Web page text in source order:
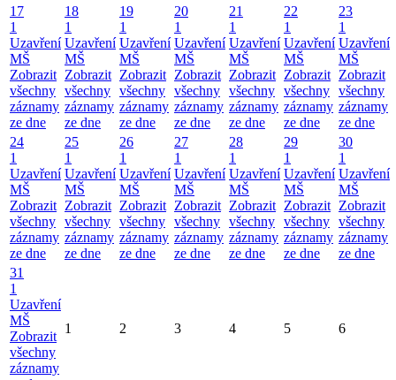
17
1
Uzavření
MŠ
Zobrazit
všechny
záznamy
ze dne
18
1
Uzavření
MŠ
Zobrazit
všechny
záznamy
ze dne
19
1
Uzavření
MŠ
Zobrazit
všechny
záznamy
ze dne
20
1
Uzavření
MŠ
Zobrazit
všechny
záznamy
ze dne
21
1
Uzavření
MŠ
Zobrazit
všechny
záznamy
ze dne
22
1
Uzavření
MŠ
Zobrazit
všechny
záznamy
ze dne
23
1
Uzavření
MŠ
Zobrazit
všechny
záznamy
ze dne
24
1
Uzavření
MŠ
Zobrazit
všechny
záznamy
ze dne
25
1
Uzavření
MŠ
Zobrazit
všechny
záznamy
ze dne
26
1
Uzavření
MŠ
Zobrazit
všechny
záznamy
ze dne
27
1
Uzavření
MŠ
Zobrazit
všechny
záznamy
ze dne
28
1
Uzavření
MŠ
Zobrazit
všechny
záznamy
ze dne
29
1
Uzavření
MŠ
Zobrazit
všechny
záznamy
ze dne
30
1
Uzavření
MŠ
Zobrazit
všechny
záznamy
ze dne
31
1
Uzavření
MŠ
Zobrazit
všechny
záznamy
1 2 3 4 5 6